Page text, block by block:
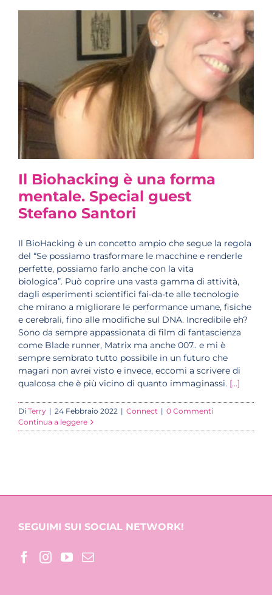
Il Biohacking è una forma
mentale. Special guest
Stefano Santori
Il BioHacking è un concetto ampio che segue la regola
del “Se possiamo trasformare le macchine e renderle
perfette, possiamo farlo anche con la vita
biologica”. Può coprire una vasta gamma di attività,
dagli esperimenti scientifici fai-da-te alle tecnologie
che mirano a migliorare le performance umane, fisiche
e cerebrali, fino alle modifiche sul DNA. Incredibile eh?
Sono da sempre appassionata di film di fantascienza
come Blade runner, Matrix ma anche 007.. e mi è
sempre sembrato tutto possibile in un futuro che
magari non avrei visto e invece, eccomi a scrivere di
qualcosa che è più vicino di quanto immaginassi. [...]
Di Terry | 24 Febbraio 2022 | Connect | 0 Commenti
Continua a leggere
SEGUIMI SUI SOCIAL NETWORK!